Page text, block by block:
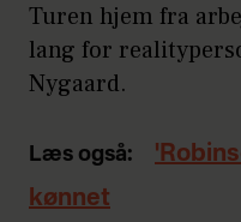
Turen hjem fra
lang for
Nygaard.
Læs også:
kønnet